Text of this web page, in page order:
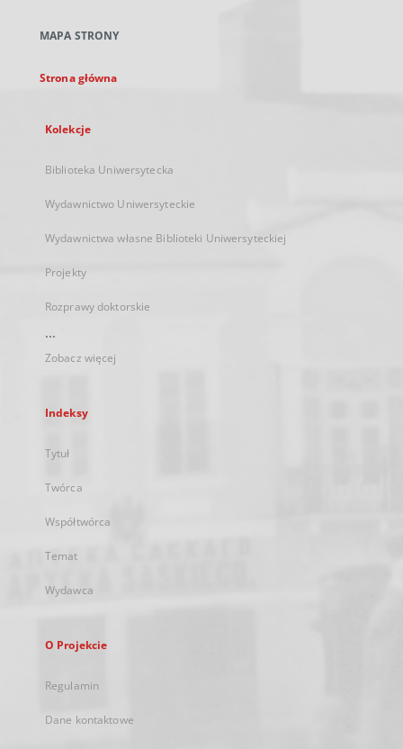
karcie
MAPA STRONY
Strona główna
Kolekcje
Biblioteka Uniwersytecka
Wydawnictwo Uniwersyteckie
Wydawnictwa własne Biblioteki Uniwersyteckiej
Projekty
Rozprawy doktorskie
...
Zobacz więcej
Indeksy
Tytuł
Twórca
Współtwórca
Temat
Wydawca
O Projekcie
Regulamin
Dane kontaktowe